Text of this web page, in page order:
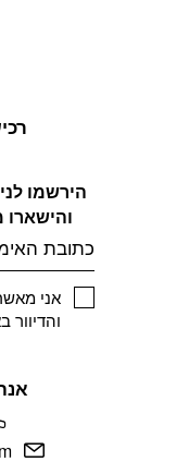
הירשמו
והישארו
אני
והדיוור